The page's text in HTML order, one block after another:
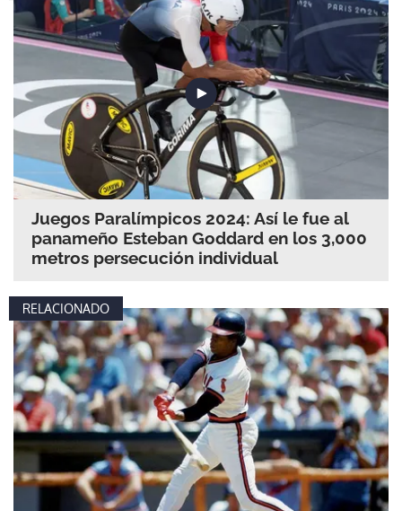
Juegos Paralímpicos 2024: Así le fue al
panameño Esteban Goddard en los 3,000
metros persecución individual
RELACIONADO